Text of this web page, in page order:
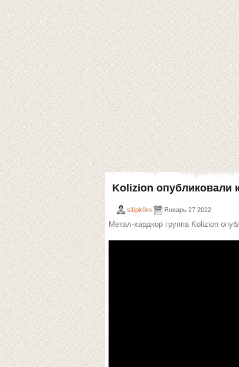
Kolizion опубликовали
s1ipk0rn Январь 27 2022
Метал-хардкор группа Kolizion